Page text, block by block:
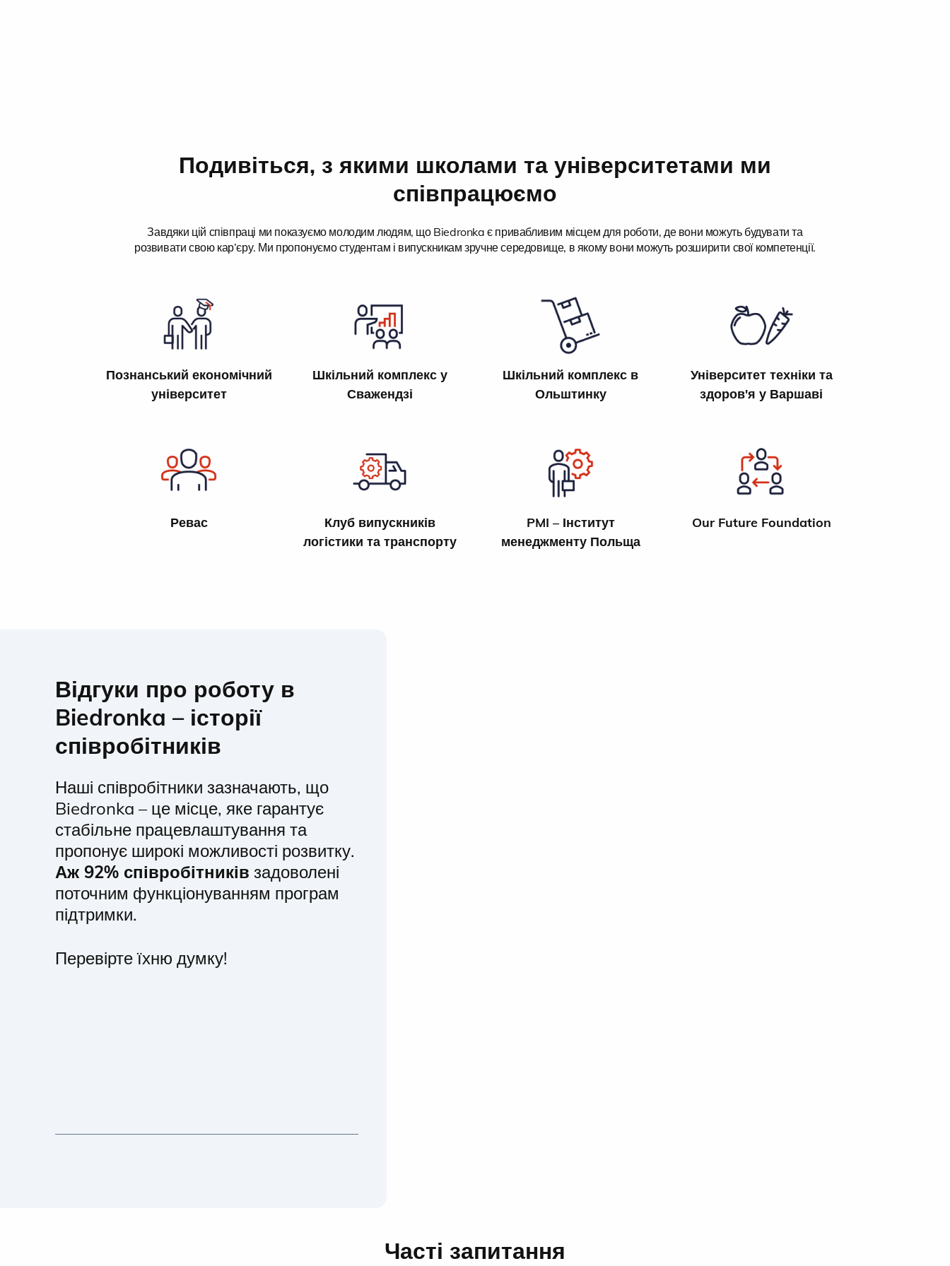
Подивіться, з якими школами та університетами ми
співпрацюємо
Завдяки цій співпраці ми показуємо молодим людям, що Biedronka є привабливим місцем для роботи, де вони можуть будувати та
розвивати свою кар’єру. Ми пропонуємо студентам і випускникам зручне середовище, в якому вони можуть розширити свої компетенції.
Познанський економічний
університет
Шкільний комплекс у
Сважендзі
Шкільний комплекс в
Ольштинку
Університет техніки та
здоров'я у Варшаві
Ревас
Клуб випускників
логістики та транспорту
PMI – Інститут
менеджменту Польща
Our Future Foundation
Відгуки про роботу в
Biedronka – історії
співробітників
Наші співробітники зазначають, що
Biedronka – це місце, яке гарантує
стабільне працевлаштування та
пропонує широкі можливості розвитку.
Аж 92% співробітників задоволені
поточним функціонуванням програм
підтримки.
Перевірте їхню думку!
Часті запитання